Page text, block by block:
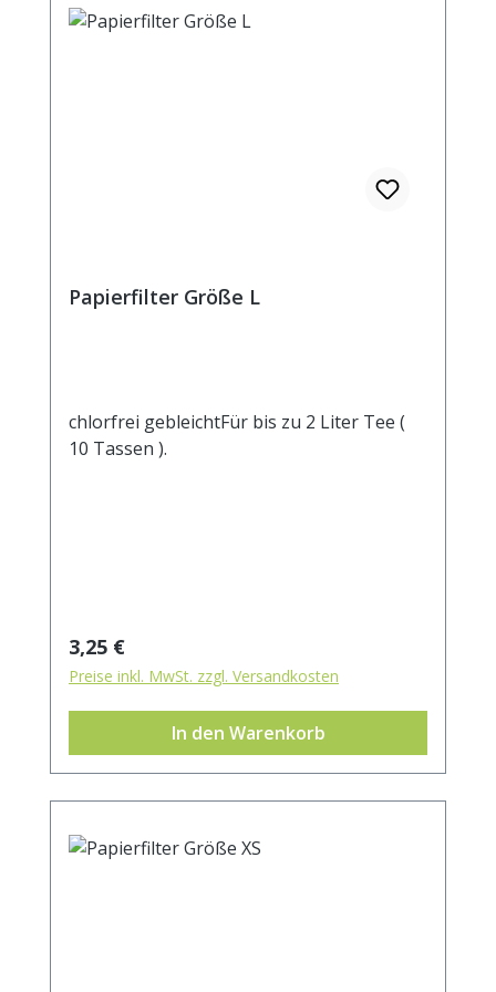
Papierfilter Größe L
chlorfrei gebleichtFür bis zu 2 Liter Tee (
10 Tassen ).
Regulärer Preis:
3,25 €
Preise inkl. MwSt. zzgl. Versandkosten
In den Warenkorb